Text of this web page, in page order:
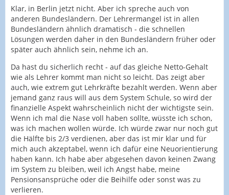
Klar, in Berlin jetzt nicht. Aber ich spreche auch von
anderen Bundesländern. Der Lehrermangel ist in allen
Bundesländern ähnlich dramatisch - die schnellen
Lösungen werden daher in den Bundesländern früher oder
später auch ähnlich sein, nehme ich an.
Da hast du sicherlich recht - auf das gleiche Netto-Gehalt
wie als Lehrer kommt man nicht so leicht. Das zeigt aber
auch, wie extrem gut Lehrkräfte bezahlt werden. Wenn aber
jemand ganz raus will aus dem System Schule, so wird der
finanzielle Aspekt wahrscheinlich nicht der wichtigste sein.
Wenn ich mal die Nase voll haben sollte, wüsste ich schon,
was ich machen wollen würde. Ich würde zwar nur noch gut
die Hälfte bis 2/3 verdienen, aber das ist mir klar und für
mich auch akzeptabel, wenn ich dafür eine Neuorientierung
haben kann. Ich habe aber abgesehen davon keinen Zwang
im System zu bleiben, weil ich Angst habe, meine
Pensionsansprüche oder die Beihilfe oder sonst was zu
verlieren.